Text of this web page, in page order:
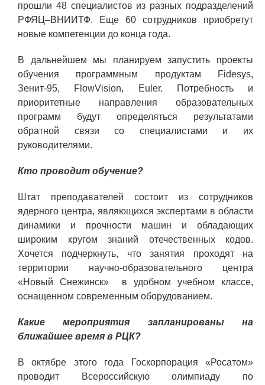
прошли 48 специалистов из разных подразделений
РФЯЦ–ВНИИТФ. Еще 60 сотрудников приобретут
новые компетенции до конца года.
В дальнейшем мы планируем запустить проекты
обучения программным продуктам Fidesys,
Зенит-95, FlowVision, Euler. Потребность и
приоритетные направления образовательных
программ будут определяться результатами
обратной связи со специалистами и их
руководителями.
Кто проводит обучение?
Штат преподавателей состоит из сотрудников
ядерного центра, являющихся экспертами в области
динамики и прочности машин и обладающих
широким кругом знаний отечественных кодов.
Хочется подчеркнуть, что занятия проходят на
территории научно-образовательного центра
«Новый Снежинск» в удобном учебном классе,
оснащенном современным оборудованием.
Какие мероприятия запланированы на
ближайшее время в РЦК?
В октябре этого года Госкорпорация «Росатом»
проводит Всероссийскую олимпиаду по